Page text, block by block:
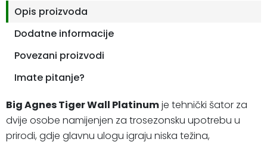
Opis proizvoda
Dodatne informacije
Povezani proizvodi
Imate pitanje?
Big Agnes Tiger Wall Platinumje tehnički šator za
dvije osobe namijenjen za trosezonsku upotrebu u
prirodi, gdje glavnu ulogu igraju niska težina,